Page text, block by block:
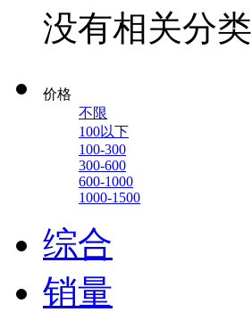
没有相关分类
价格
不限
100以下
100-300
300-600
600-1000
1000-1500
综合
销量